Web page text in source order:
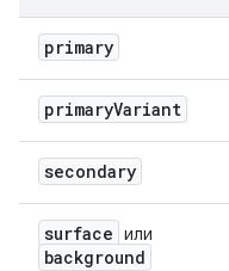
primary
primaryVariant
secondary
surface или
background